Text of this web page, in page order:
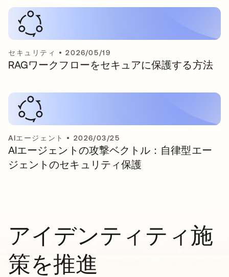
セキュリティ •2026/05/19
RAGワークフローをセキュアに保護する方法
AIエージェント • 2026/03/25
AIエージェントの攻撃ベクトル：自律型エー
ジェントのセキュリティ保護
アイデンティティ施
策を推進